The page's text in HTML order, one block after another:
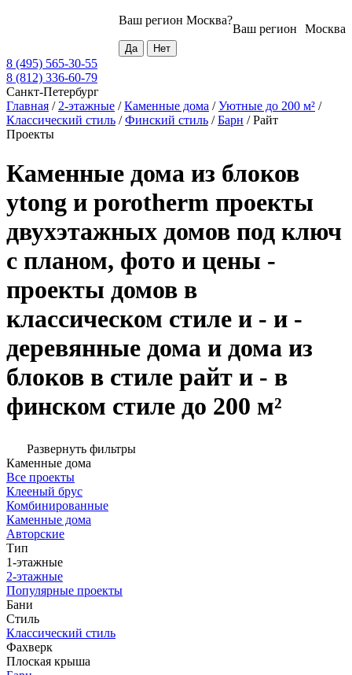
Москва
Ваш регион
Ваш регион Москва?
8 (495) 565-30-55
8 (812) 336-60-79
Санкт-Петербург
Главная / 2-этажные /Каменные дома /Уютные до 200 м² /
Классический стиль /Финский стиль /Барн /Райт
Проекты
Каменные дома из блоков
ytong и porotherm проекты
двухэтажных домов под ключ
с планом, фото и цены -
проекты домов в
классическом стиле и - и -
деревянные дома и дома из
блоков в стиле райт и - в
финском стиле до 200 м²
Развернуть фильтры
Каменные дома
Все проекты
Клееный брус
Комбинированные
Каменные дома
Авторские
Тип
1-этажные
2-этажные
Популярные проекты
Бани
Стиль
Классический стиль
Фахверк
Плоская крыша